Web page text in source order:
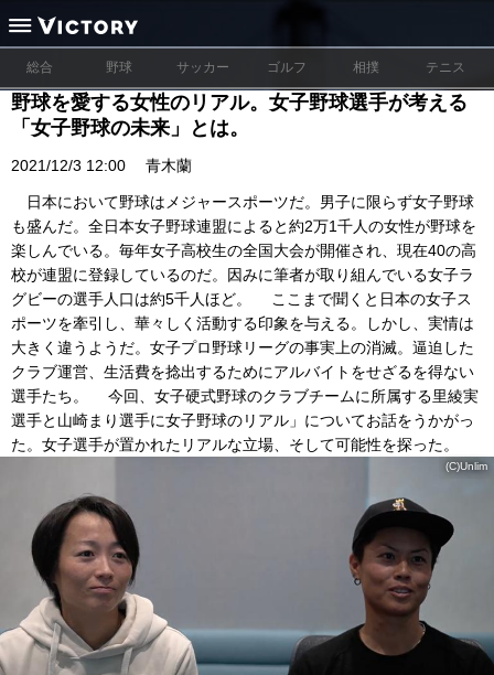
総合 野球 サッカー ゴルフ 相撲 テニス
野球を愛する女性のリアル。女子野球選手が考える
「女子野球の未来」とは。
2021/12/3 12:00 青木蘭
日本において野球はメジャースポーツだ。男子に限らず女子野球
も盛んだ。全日本女子野球連盟によると約2万1千人の女性が野球を
楽しんでいる。毎年女子高校生の全国大会が開催され、現在40の高
校が連盟に登録しているのだ。因みに筆者が取り組んでいる女子ラ
グビーの選手人口は約5千人ほど。 ここまで聞くと日本の女子ス
ポーツを牽引し、華々しく活動する印象を与える。しかし、実情は
大きく違うようだ。女子プロ野球リーグの事実上の消滅。逼迫した
クラブ運営、生活費を捻出するためにアルバイトをせざるを得ない
選手たち。 今回、女子硬式野球のクラブチームに所属する里綾実
選手と山崎まり選手に女子野球のリアル」についてお話をうかがっ
た。女子選手が置かれたリアルな立場、そして可能性を探った。
(C)Unlim